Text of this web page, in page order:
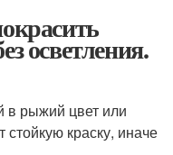
осветления.
в рыжий цвет или
краску, иначе